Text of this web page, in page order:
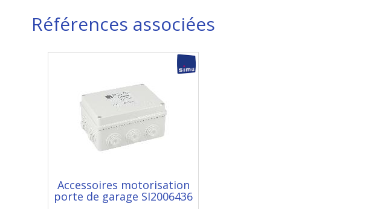
Références associées
Accessoires motorisation
porte de garage SI2006436